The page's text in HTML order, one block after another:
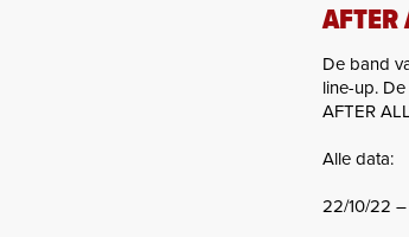
AFTER
De band
line-up.
AFTER
Alle data:
22/10/22 –